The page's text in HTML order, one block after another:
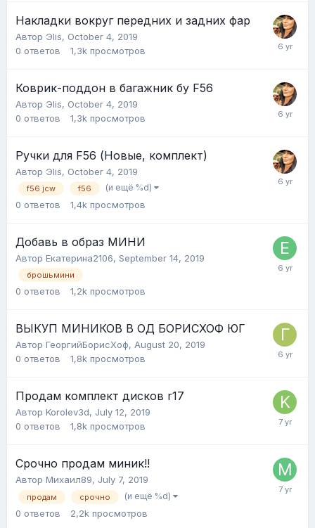
Накладки вокруг передних и задних фар
Автор Эlis, October 4, 2019
0 ответов 1,3k просмотров
Коврик-поддон в багажник бу F56
Автор Эlis, October 4, 2019
0 ответов 1,3k просмотров
Ручки для F56 (Новые, комплект)
Автор Эlis, October 4, 2019
f56 jcw f56 (и ещё %d)
0 ответов 1,4k просмотров
Добавь в образ МИНИ
Автор Екатерина2106, September 14, 2019
брошьмини
0 ответов 1,2k просмотров
ВЫКУП МИНИКОВ В ОД БОРИСХОФ ЮГ
Автор ГеоргийБорисХоф, August 20, 2019
0 ответов 1,8k просмотров
Продам комплект дисков r17
Автор Korolev3d, July 12, 2019
0 ответов 1,8k просмотров
Срочно продам миник!!
Автор Михаил89, July 7, 2019
продам срочно (и ещё %d)
0 ответов 2,2k просмотров